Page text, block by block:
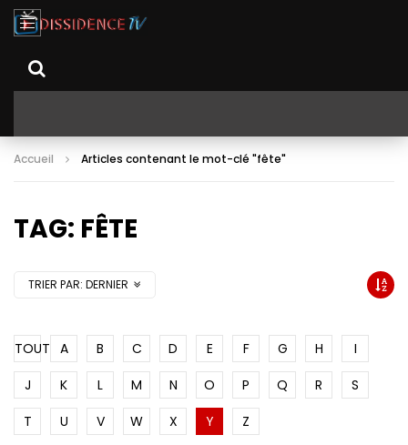
Accueil Articles contenant le mot-clé "fête"
TAG: FÊTE
TRIER PAR: DERNIER
TOUT A B C D E F G H
I
J
K L M N O P Q R
S
T
U V W X Y Z